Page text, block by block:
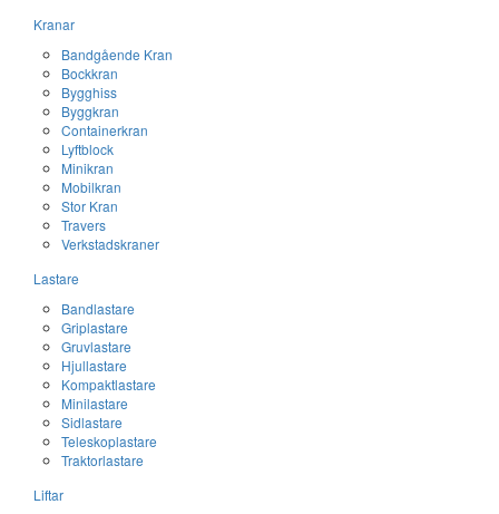
Kranar
Bandgående Kran
Bockkran
Bygghiss
Byggkran
Containerkran
Lyftblock
Minikran
Mobilkran
Stor Kran
Travers
Verkstadskraner
Lastare
Bandlastare
Griplastare
Gruvlastare
Hjullastare
Kompaktlastare
Minilastare
Sidlastare
Teleskoplastare
Traktorlastare
Liftar